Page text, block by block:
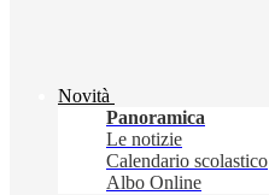
Novità
Panoramica
Le notizie
Calendario scolastico
Albo Online